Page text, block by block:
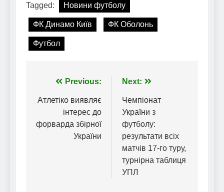
Tagged: Новини футболу
ФК Динамо Київ ФК Оболонь
Футбол
Навігація
записів
Previous:
Атлетіко виявляє
інтерес до
форварда збірної
України
Next:
Чемпіонат
України з
футболу:
результати всіх
матчів 17-го туру,
турнірна таблиця
УПЛ